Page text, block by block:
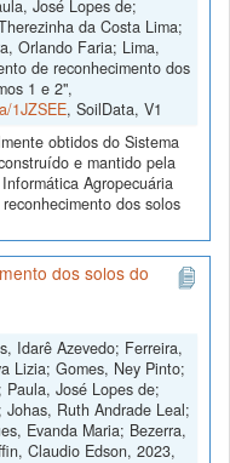
José Lopes de;
da Costa Lima;
Orlando Faria; Lima,
de reconhecimento dos
1 e 2",
1JZSEE, SoilData, V1
obtidos do Sistema
e mantido pela
Agropecuária
dos solos
dos solos do
Idarê Azevedo; Ferreira,
Lizia; Gomes, Ney Pinto;
José Lopes de;
Johas, Ruth Andrade Leal;
Evanda Maria; Bezerra,
Claudio Edson, 2023,